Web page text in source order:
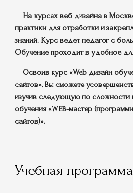
На курсах веб дизайна в
практики для отработки и
знаний. Курс ведет педагог с
Обучение проходит в удобное
Освоив курс «Web дизайн
сайтов», Вы сможете
изучив следующую по сложности
обучения «WEB-мастер
сайтов)».
Учебная